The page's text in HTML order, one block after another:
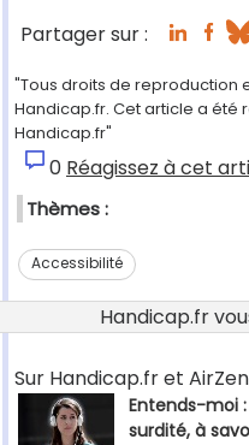
Partager sur :
"Tous droits de reproduction
Handicap.fr. Cet article a été
Handicap.fr"
0 Réagissez à cet
Thèmes :
Accessibilité
Handicap.fr
Sur Handicap.fr et
Entends-moi
surdité, à